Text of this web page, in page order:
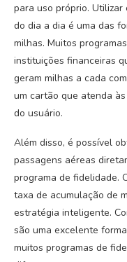
para uso próprio.
do dia a dia é uma das
milhas. Muitos
instituições financeiras
geram milhas a cada
um cartão que atenda
do usuário.
Além disso, é possível
passagens aéreas
programa de fidelidade.
taxa de acumulação de
estratégia inteligente.
são uma excelente
muitos programas de